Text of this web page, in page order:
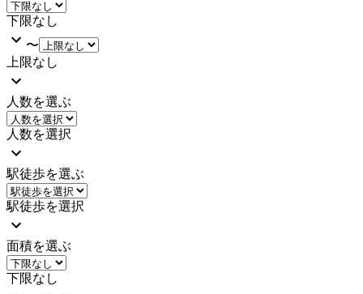
下限なし
〜
上限なし
人数を選ぶ
人数を選択
駅徒歩を選ぶ
駅徒歩を選択
面積を選ぶ
下限なし